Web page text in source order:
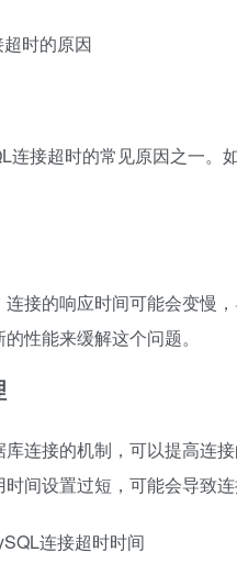
时的原因
连接超时的常见原因之一
接的响应时间可能会变慢
性能来缓解这个问题。
连接的机制，可以提高连
间设置过短，可能会导致连
连接超时时间